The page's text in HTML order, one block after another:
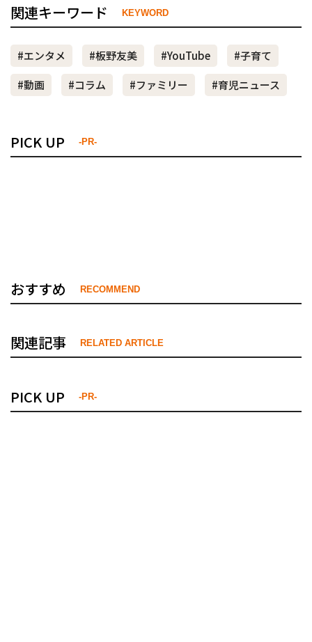
関連キーワード KEYWORD
#エンタメ #板野友美 #YouTube
#子育て
#動画
#コラム #ファミリー #育児ニュース
PICK UP -PR-
おすすめ RECOMMEND
関連記事 RELATED ARTICLE
PICK UP -PR-